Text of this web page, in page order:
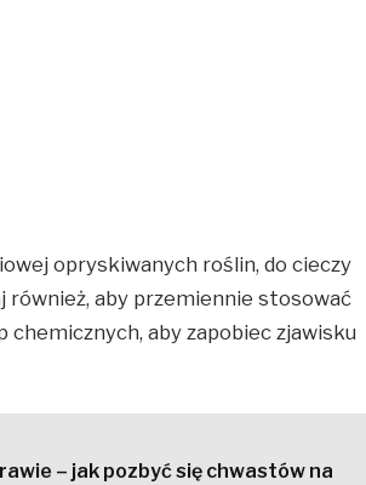
opryskiwanych roślin, do cieczy
również, aby przemiennie stosować
aby zapobiec zjawisku
– jak pozbyć się chwastów na